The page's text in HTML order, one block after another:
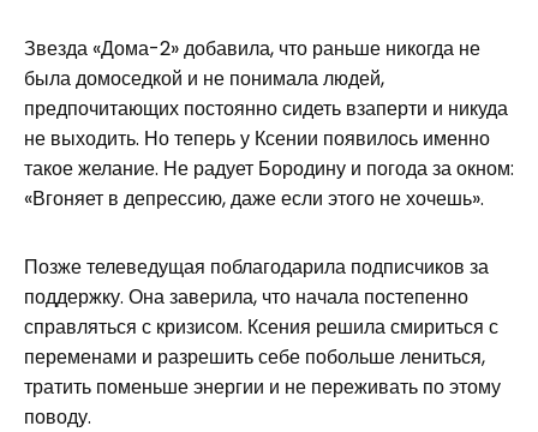
Звезда «Дома-2» добавила, что раньше никогда не
была домоседкой и не понимала людей,
предпочитающих постоянно сидеть взаперти и никуда
не выходить. Но теперь у Ксении появилось именно
такое желание. Не радует Бородину и погода за окном:
«Вгоняет в депрессию, даже если этого не хочешь».
Позже телеведущая поблагодарила подписчиков за
поддержку. Она заверила, что начала постепенно
справляться с кризисом. Ксения решила смириться с
переменами и разрешить себе побольше лениться,
тратить поменьше энергии и не переживать по этому
поводу.